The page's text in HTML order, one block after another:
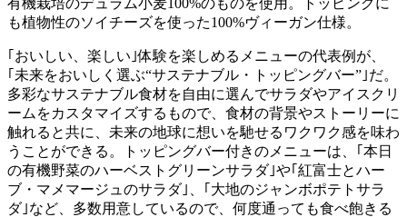
も植物性のソイチーズを使った100%ヴィーガン仕様。
｢おいしい、楽しい｣体験を楽しめるメニューの代表例が、
｢未来をおいしく選ぶ“サステナブル・トッピングバー”｣だ。
多彩なサステナブル食材を自由に選んでサラダやアイスクリ
ームをカスタマイズするもので、食材の背景やストーリーに
触れると共に、未来の地球に想いを馳せるワクワク感を味わ
うことができる。トッピングバー付きのメニューは、｢本日
の有機野菜のハーベストグリーンサラダ｣や｢紅富士とハー
ブ・マメマージュのサラダ｣、｢大地のジャンボポテトサラ
ダ｣など、多数用意しているので、何度通っても食べ飽きる